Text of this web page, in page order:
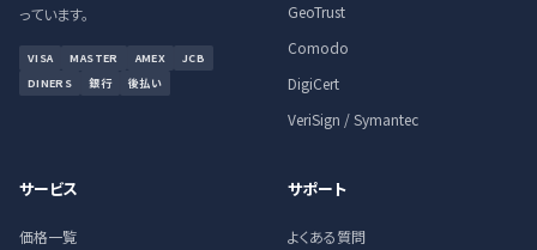
っています。
VISA MASTER AMEX
JCB
DINERS
銀行 後払い
GeoTrust
Comodo
DigiCert
VeriSign / Symantec
サービス
価格一覧
サポート
よくある質問